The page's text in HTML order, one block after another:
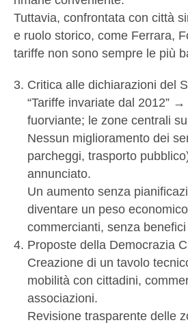
Tuttavia, confrontata con città
e ruolo storico, come Ferrara,
tariffe non sono sempre le più
Critica alle dichiarazioni del
“Tariffe invariate dal 2012”
fuorviante; le zone centrali
Nessun miglioramento dei
parcheggi, trasporto
annunciato.
Un aumento senza
diventare un peso
commercianti, senza
Proposte della Democrazia
Creazione di un tavolo
mobilità con cittadini,
associazioni.
Revisione trasparente delle